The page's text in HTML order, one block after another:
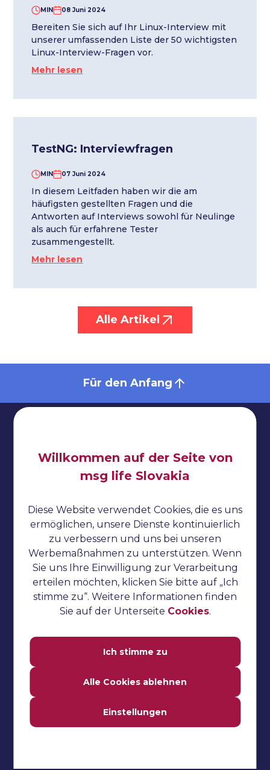
MIN 08 Juni 2024
Bereiten Sie sich auf Ihr Linux-Interview mit
unserer umfassenden Liste der 50 wichtigsten
Linux-Interview-Fragen vor.
Mehr lesen
TestNG: Interviewfragen
MIN 07 Juni 2024
In diesem Leitfaden haben wir die am
häufigsten gestellten Fragen und die
Antworten auf Interviews sowohl für Neulinge
als auch für erfahrene Tester
zusammengestellt.
Mehr lesen
Alle Artikel
Für den Anfang
Impressum
Cookies
Jmeter-Anleitung
Katalon Studio-Anleitung
TestNG-Anleitung
Gurken-Tutorial
Leistungstest
Vorstellungsgespräch
Willkommen auf der Seite von
msg life Slovakia
Diese Website verwendet Cookies, die es uns
ermöglichen, unsere Dienste kontinuierlich
zu verbessern und uns bei unseren
Werbemaßnahmen zu unterstützen. Wenn
Sie uns Ihre Einwilligung zur Verarbeitung
erteilen möchten, klicken Sie bitte auf „Ich
stimme zu“. Weitere Informationen finden
Sie auf der Unterseite Cookies.
Ich stimme zu
Alle Cookies ablehnen
Einstellungen